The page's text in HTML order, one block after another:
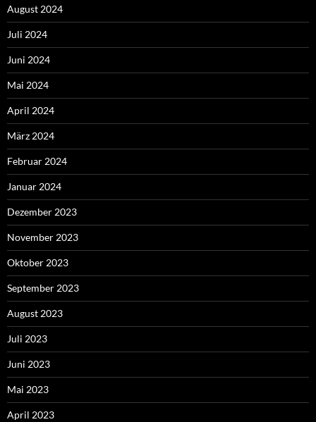
August 2024
Juli 2024
Juni 2024
Mai 2024
April 2024
März 2024
Februar 2024
Januar 2024
Dezember 2023
November 2023
Oktober 2023
September 2023
August 2023
Juli 2023
Juni 2023
Mai 2023
April 2023